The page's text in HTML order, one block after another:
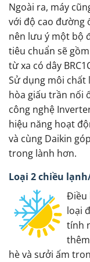
Ngoài ra, máy
với độ cao đường
nên lưu ý một bộ
tiêu chuẩn sẽ
từ xa có dây
Sử dụng môi chất
hòa giấu trần nối
công nghệ
hiệu năng hoạt
và cùng Daikin
trong lành hơn.
Loại 2 chiều
Điều
loại
tính
hè và sưởi ấm